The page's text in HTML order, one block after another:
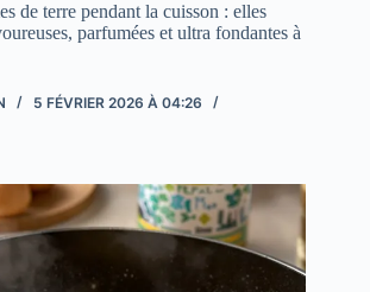
de terre pendant la cuisson : elles
parfumées et ultra fondantes à
5 FÉVRIER 2026 À 04:26